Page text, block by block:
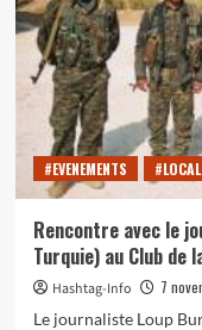
une
histoire
impossible
?
#EVENEMENTS #LOCAL
Rencontre avec le
Turquie) au Club de
Hashtag-Info
7
Le journaliste Loup